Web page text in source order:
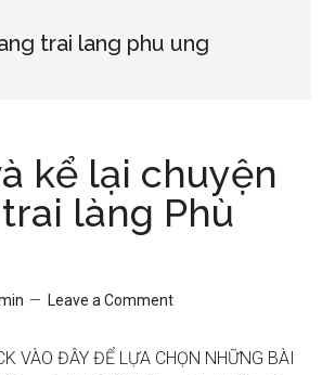
trai lang phu ung
kể lại chuyện
làng Phù
Leave a Comment
VÀO ĐÂY ĐỂ LỰA CHỌN NHỮNG BÀI